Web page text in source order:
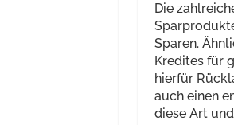
Die
Sparen.
Kredites für
hierfür
auch einen
diese Art